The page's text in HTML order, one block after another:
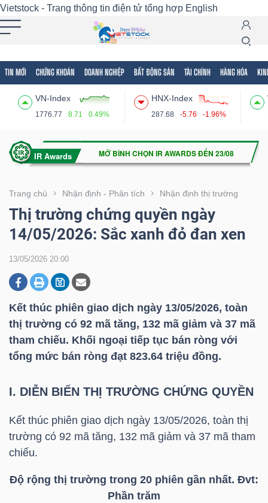
Vietstock - Trang thông tin điện tử tổng hợp English
TIN MỚI CHỨNG KHOÁN DOANH NGHIỆP BẤT ĐỘNG SẢN TÀI CHÍNH HÀNG HÓA
VN-Index
1776.77 8.71 0.49%
HNX-Index
287.68 -5.76 -1.96%
Trang chủ Nhận định - Phân tích Nhận định thị trường
Thị trường chứng quyền ngày
14/05/2026: Sắc xanh đỏ đan xen
13/05/2026 20:00
Kết thúc phiên giao dịch ngày 13/05/2026, toàn
thị trường có 92 mã tăng, 132 mã giảm và 37 mã
tham chiếu. Khối ngoại tiếp tục bán ròng với
tổng mức bán ròng đạt 823.64 triệu đồng.
I. DIỄN BIẾN THỊ TRƯỜNG CHỨNG QUYỀN
Kết thúc phiên giao dịch ngày 13/05/2026, toàn thị
trường có 92 mã tăng, 132 mã giảm và 37 mã tham
chiếu.
Độ rộng thị trường trong 20 phiên gần nhất. Đvt:
Phần trăm
Tất cả Tính năng Ngành Mã chứng khoán
Tính
(-)
VIETSTOCK
CHỨNG
DOANH
NGHIỆP
ĐỘNG
SẢN
CHÍNH